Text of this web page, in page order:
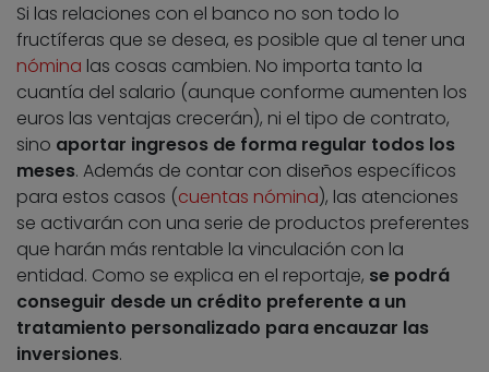
Si las relaciones con el banco no son todo lo
fructíferas que se desea, es posible que al tener una
nómina las cosas cambien. No importa tanto la
cuantía del salario (aunque conforme aumenten los
euros las ventajas crecerán), ni el tipo de contrato,
sino aportar ingresos de forma regular todos los
meses. Además de contar con diseños específicos
para estos casos (cuentas nómina), las atenciones
se activarán con una serie de productos preferentes
que harán más rentable la vinculación con la
entidad. Como se explica en el reportaje, se podrá
conseguir desde un crédito preferente a un
tratamiento personalizado para encauzar las
inversiones.